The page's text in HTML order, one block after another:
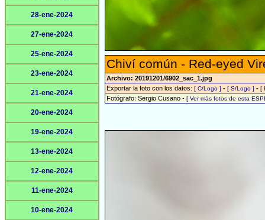
28-ene-2024
27-ene-2024
25-ene-2024
23-ene-2024
21-ene-2024
20-ene-2024
19-ene-2024
13-ene-2024
12-ene-2024
11-ene-2024
10-ene-2024
Chiví común - Red-eyed
Archivo: 20191201/6902_sac_1.jpg
Exportar la foto con los datos: [ C/Logo ] - [ S/Logo ] - [
Fotógrafo: Sergio Cusano - [ Ver más fotos de esta